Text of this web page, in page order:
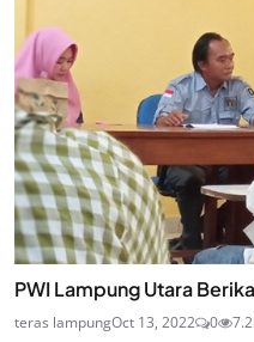
PWI Lampung Utara
teras lampungOct 13, 2022 0